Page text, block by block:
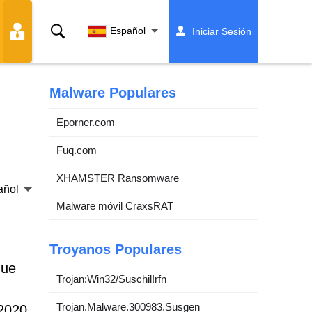
Buscar Español Iniciar Sesión
Malware Populares
Eporner.com
Fuq.com
XHAMSTER Ransomware
Malware móvil CraxsRAT
Troyanos Populares
Trojan:Win32/Suschil!rfn
Trojan.Malware.300983.Susgen